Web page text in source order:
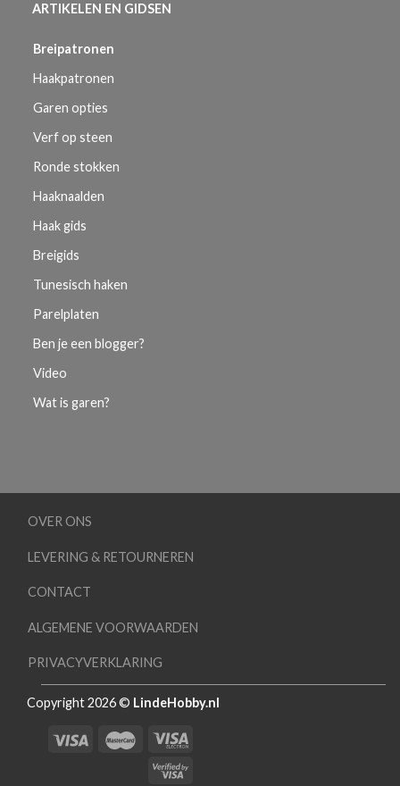
ARTIKELEN EN GIDSEN
Breipatronen
Haakpatronen
Garen opties
Verf op steen
Ronde stokken
Haaknaalden
Haak gids
Breigids
Tunesisch haken
Parelplaten
Ben je een blogger?
Video
Wat is garen?
OVER ONS
LEVERING & RETOURNEREN
CONTACT
ALGEMENE VOORWAARDEN
PRIVACYVERKLARING
Copyright 2026 © LindeHobby.nl